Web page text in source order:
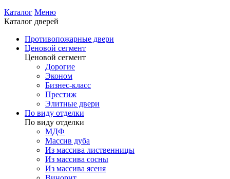
Каталог Меню
Каталог дверей
Противопожарные двери
Ценовой сегмент
Ценовой сегмент
Дорогие
Эконом
Бизнес-класс
Престиж
Элитные двери
По виду отделки
По виду отделки
МДФ
Массив дуба
Из массива лиственницы
Из массива сосны
Из массива ясеня